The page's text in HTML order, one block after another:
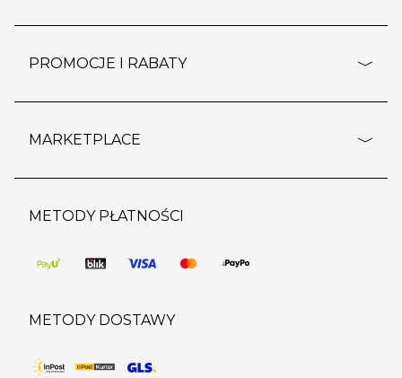
polityka prywatności
kontakt
dostawy i płatność
wypis z subskrypcji
regulamin sklepu
pozostałe regulaminy
PROMOCJE I RABATY
outlet
regulaminy promocji
MARKETPLACE
strefa marek
pomoc dla sprzedawców
METODY PŁATNOŚCI
METODY DOSTAWY